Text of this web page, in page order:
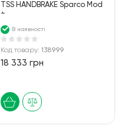
TSS HANDBRAKE Sparco Mod
+
В наявності
Код товару:138999
18 333 грн